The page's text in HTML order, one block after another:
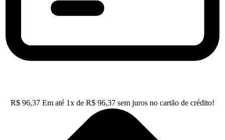
R$ 96,37 Em até 1x de R$ 96,37 sem juros no cartão de crédito!